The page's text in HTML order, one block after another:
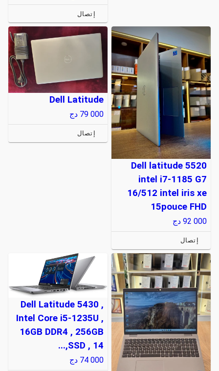
إتصال
Dell latitude 5520
intel i7-1185 G7
16/512 intel iris xe
15pouce FHD
92 000 دج
إتصال
Dell Latitude
79 000 دج
إتصال
Dell Latitude 5430 ,
Intel Core i5-1235U ,
16GB DDR4 , 256GB
SSD , 14,...
74 000 دج